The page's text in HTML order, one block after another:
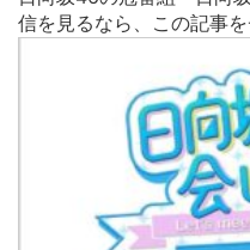
信を見るなら、この記事